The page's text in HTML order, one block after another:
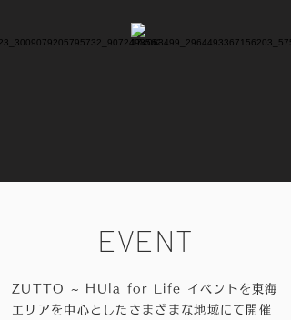
EVENT
ZUTTO ~ HUla for Life イベントを東海
エリアを中心としたさまざまな地域にて開催